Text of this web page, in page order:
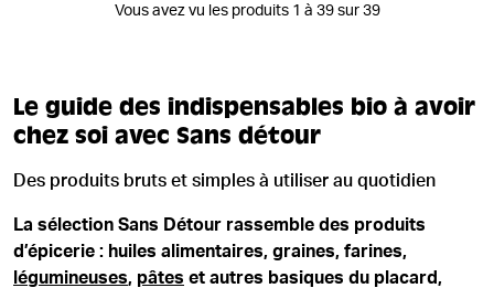
Vous avez vu les produits 1 à 39 sur 39
Le guide des indispensables bio à avoir
chez soi avec Sans détour
Des produits bruts et simples à utiliser au quotidien
La sélection Sans Détour rassemble des produits
d’épicerie : huiles alimentaires, graines, farines,
légumineuses, pâtes et autres basiques du placard,